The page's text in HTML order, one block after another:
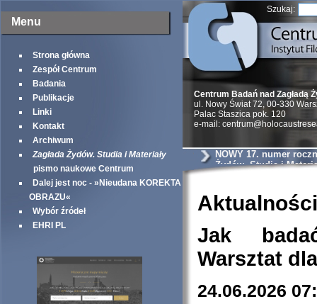
Menu
Strona główna
Zespół Centrum
Badania
Publikacje
Linki
Kontakt
Archiwum
Zagłada Żydów. Studia i Materiały
pismo naukowe Centrum
Dalej jest noc - »Nieudana KOREKTA
OBRAZU«
Wybór źródeł
EHRI PL
Szukaj:
Centrum Badań nad Zagładą
ul. Nowy Świat 72, 00-330
Palac Staszica pok. 120
e-mail:
NOWY 17. numer
Żydów. Studia i
Aktualności
Jak
Warsztat
24.06.2026